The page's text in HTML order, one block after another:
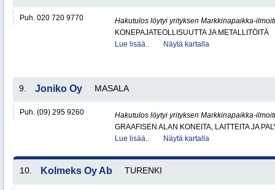
Puh. 020 720 9770
Hakutulos löytyi yrityksen Markkinapaikka-
KONEPAJATEOLLISUUTTA JA METALLITÖITÄ
Lue lisää..
Näytä kartalla
9. Joniko Oy MASALA
Puh. (09) 295 9260
Hakutulos löytyi yrityksen Markkinapaikka-
GRAAFISEN ALAN KONEITA, LAITTEITA JA
Lue lisää..
Näytä kartalla
10. Kolmeks Oy Ab TURENKI